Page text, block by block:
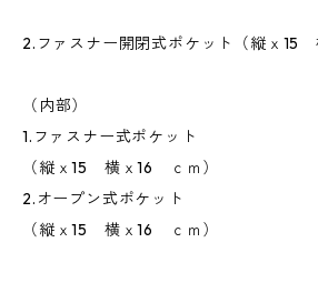
2.ファスナー開閉式ポケット（縦ｘ15
（内部）
1.ファスナー式ポケット
（縦ｘ15 横ｘ16 ｃｍ）
2.オープン式ポケット
（縦ｘ15 横ｘ16 ｃｍ）